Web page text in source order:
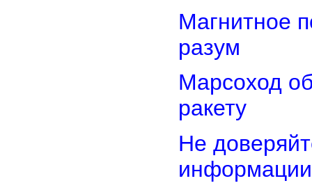
Магнитное
разум
Марсоход
ракету
Не
информации